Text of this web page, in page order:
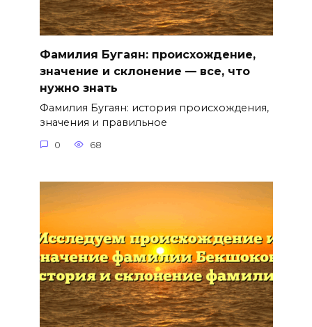
Фамилия Бугаян: происхождение,
значение и склонение — все, что
нужно знать
Фамилия Бугаян: история происхождения,
значения и правильное
0 68